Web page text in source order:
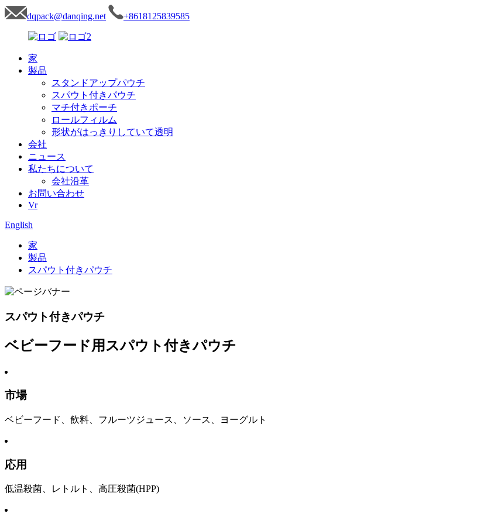
dqpack@danqing.net +8618125839585
家
製品
スタンドアップパウチ
スパウト付きパウチ
マチ付きポーチ
ロールフィルム
形状がはっきりしていて透明
会社
ニュース
私たちについて
会社沿革
お問い合わせ
Vr
English
家
製品
スパウト付きパウチ
スパウト付きパウチ
ベビーフード用スパウト付きパウチ
市場
ベビーフード、飲料、フルーツジュース、ソース、ヨーグルト
応用
低温殺菌、レトルト、高圧殺菌(HPP)